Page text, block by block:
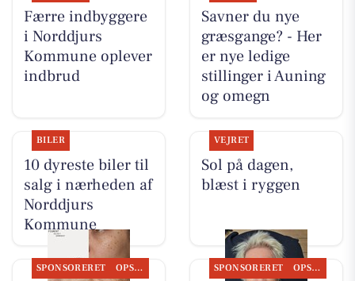
Færre indbyggere
i Norddjurs
Kommune oplever
indbrud
Savner du nye
græsgange? - Her
er nye ledige
stillinger i Auning
og omegn
BILER
10 dyreste biler til
salg i nærheden af
Norddjurs
Kommune
VEJRET
Sol på dagen,
blæst i ryggen
SPONSORERET OPSLAGSTAVLEN SPONSORERET OPSLAGSTAVLEN